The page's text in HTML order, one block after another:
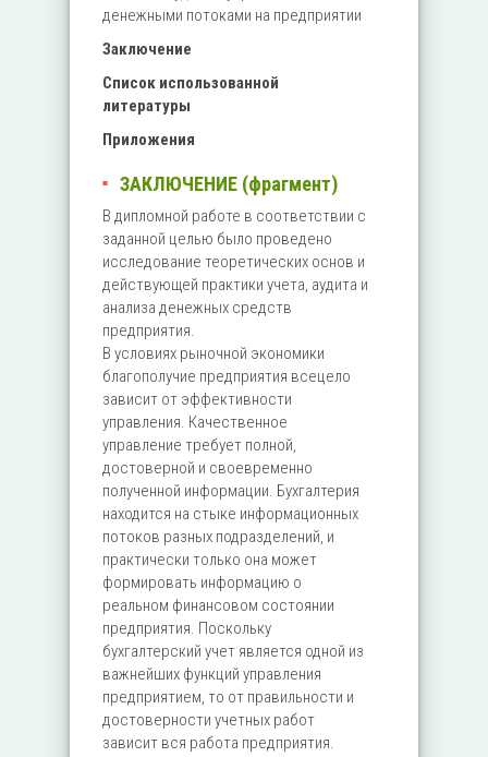
денежными потоками на предприятии
Заключение
Список использованной
литературы
Приложения
ЗАКЛЮЧЕНИЕ (фрагмент)
В дипломной работе в соответствии с
заданной целью было проведено
исследование теоретических основ и
действующей практики учета, аудита и
анализа денежных средств
предприятия.
В условиях рыночной экономики
благополучие предприятия всецело
зависит от эффективности
управления. Качественное
управление требует полной,
достоверной и своевременно
полученной информации. Бухгалтерия
находится на стыке информационных
потоков разных подразделений, и
практически только она может
формировать информацию о
реальном финансовом состоянии
предприятия. Поскольку
бухгалтерский учет является одной из
важнейших функций управления
предприятием, то от правильности и
достоверности учетных работ
зависит вся работа предприятия.